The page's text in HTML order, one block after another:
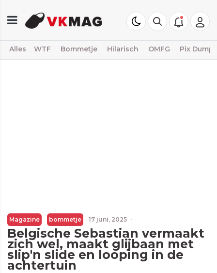
Alles WTF Bommetje Hilarisch OMFG Pix Dump
Magazine bommetje 17 juni, 2025 ·
Belgische Sebastian vermaakt
zich wel, maakt glijbaan met
slip'n slide en looping in de
achtertuin